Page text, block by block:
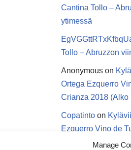
Manage
Cantina Tollo –
ytimessä
Tollo – Abruzzon
Anonymous on
Ortega Ezquerro
Crianza 2018 (Alko
Copatinto on
Ezquerro Vino de
(Alko 14,88 €)